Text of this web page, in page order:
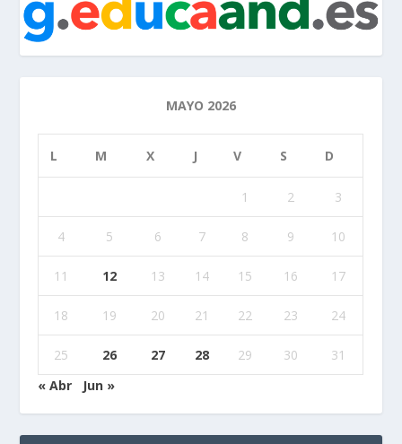
MAYO 2026
L M X J V S D
1 2 3
4 5 6 7 8 9 10
11 12 13 14 15 16 17
18 19 20 21 22 23 24
25 26 27 28 29 30
31
« Abr
Jun »